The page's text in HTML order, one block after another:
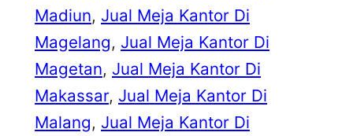
Madiun, Jual Meja Kantor Di
Magelang, Jual Meja Kantor Di
Magetan, Jual Meja Kantor Di
Makassar, Jual Meja Kantor Di
Malang, Jual Meja Kantor Di